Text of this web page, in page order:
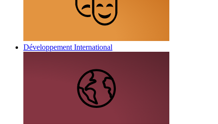
Développement International